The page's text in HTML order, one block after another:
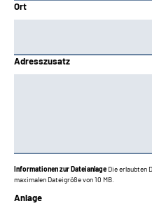
Ort
Adresszusatz
Informationen zur Dateianlage Die erlaubten
maximalen Dateigröße von 10 MB.
Anlage